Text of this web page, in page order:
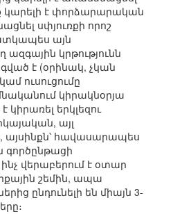
կարելի է փորձարարական
սփյուռքի որոշ
այն
ազգային կրթությունն
է (օրինակ, չկան
ուսուցումը
կիրակնօրյա
կիրառել երկլեզու
այլ
հավասարապես
գործընթացի
վերաբերում է օտար
շեմին, ապա
ընդունելի են միայն 3-